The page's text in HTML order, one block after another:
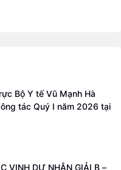
Bộ Y tế Vũ Mạnh Hà
tác Quý I năm 2026 tại
VINH DỰ NHẬN GIẢI B –